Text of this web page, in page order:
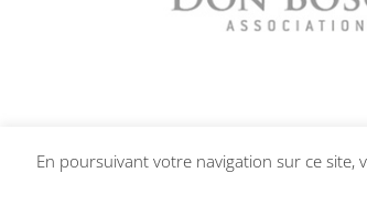
En poursuivant votre navigation sur ce site,